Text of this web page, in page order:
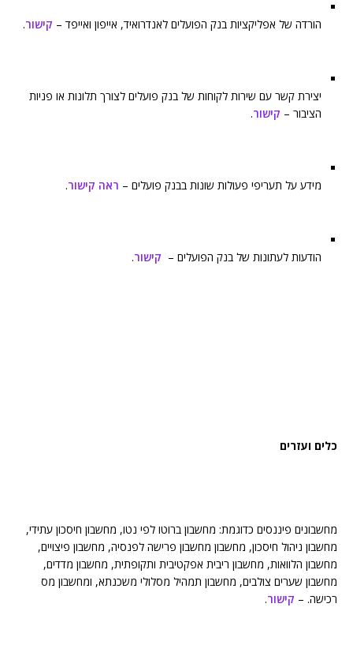
הורדה של אפליקציות בנק הפועלים לאנדרואיד, אייפון ואייפד – קישור.
יצירת קשר עם שירות לקוחות של בנק פועלים לצורך תלונות או פניות
הציבור – קישור.
מידע על תעריפי פעולות שונות בבנק פועלים – ראה קישור.
הודעות לעתונות של בנק הפועלים – קישור.
כלים ועזרים
מחשבונים פיננסים כדוגמת: מחשבון ברוטו לפי נטו, מחשבון חיסכון עתידי,
מחשבון ניהול חיסכון, מחשבון מחשבון פרישה לפנסיה, מחשבון פיצויים,
מחשבון הלוואות, מחשבון ריבית אפקטיבית ותקופתית, מחשבון מדדים,
מחשבון שערים צולבים, מחשבון תמהיל מסלולי משכנתא, ומחשבון מס
רכישה. – קישור.